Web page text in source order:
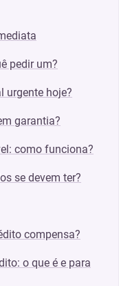
pedir um?
urgente hoje?
garantia?
como funciona?
se devem ter?
compensa?
o que é e para